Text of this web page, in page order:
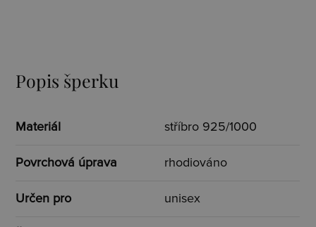
Popis šperku
Materiál stříbro 925/1000
Povrchová úprava rhodiováno
Určen pro unisex